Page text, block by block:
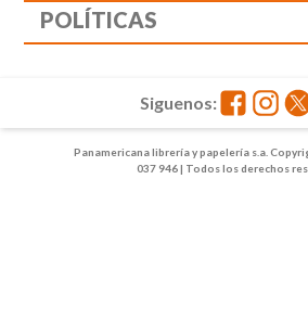
POLÍTICAS
Panamericana librería y papelería s.a.
037 946 | Todos los derechos
Siguenos: